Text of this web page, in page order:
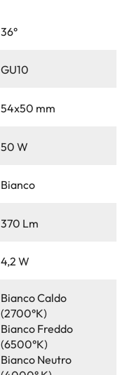
36°
GU10
54x50 mm
50 W
Bianco
370 Lm
4,2 W
Bianco Caldo
(2700°K)
Bianco Freddo
(6500°K)
Bianco Neutro